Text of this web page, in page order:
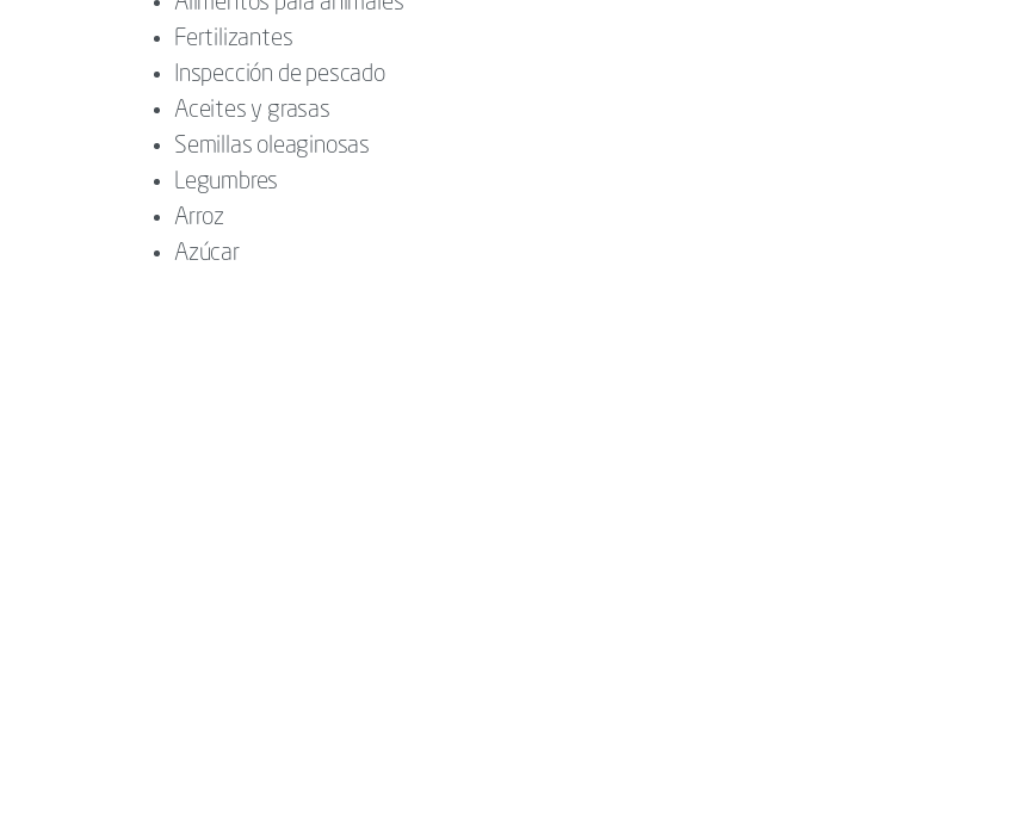
Fertilizantes
Inspección de pescado
Aceites y grasas
Semillas oleaginosas
Legumbres
Arroz
Azúcar